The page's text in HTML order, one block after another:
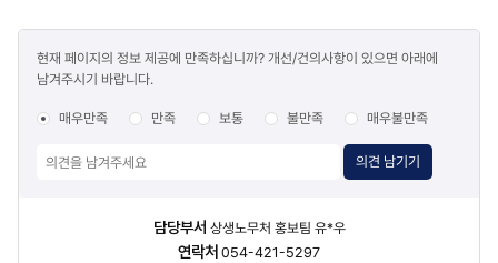
만족도
조사
현재 페이지의 정보 제공에 만족하십니까? 개선/건의사항이 있으면 아래에
남겨주시기 바랍니다.
매우만족 만족 보통 불만족 매우불만족
의견 남기기
담당부서 상생노무처 홍보팀 유*우
연락처 054-421-5297